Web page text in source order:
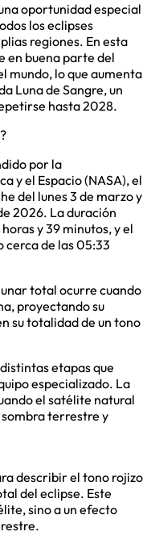
oportunidad especial
los eclipses
regiones. En esta
en buena parte del
mundo, lo que aumenta
Luna de Sangre, un
hasta 2028.
por la
y el Espacio (NASA), el
del lunes 3 de marzo y
2026. La duración
y 39 minutos, y el
cerca de las 05:33
total ocurre cuando
proyectando su
su totalidad de un tono
etapas que
especializado. La
el satélite natural
terrestre y
describir el tono rojizo
del eclipse. Este
sino a un efecto